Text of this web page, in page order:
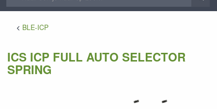
BLE-ICP
ICS ICP FULL AUTO SELECTOR
SPRING